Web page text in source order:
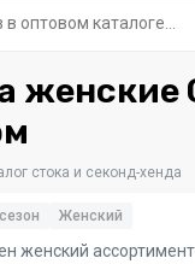
женские
стока и секонд-хенда
Женский
женский